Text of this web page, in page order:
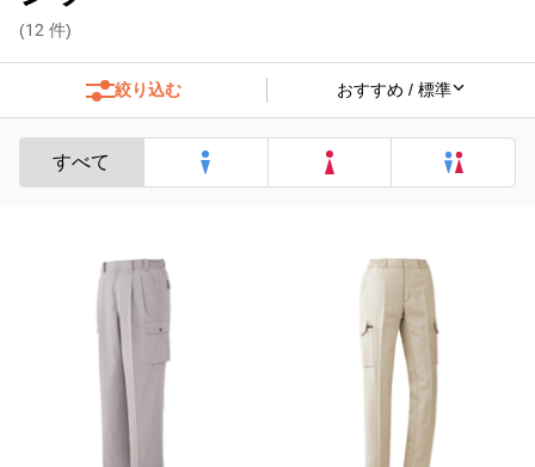
(12 件)
絞り込む
すべて